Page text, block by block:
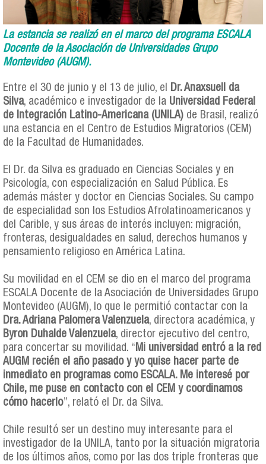
La estancia se realizó en el marco del programa ESCALA
Docente de la Asociación de Universidades Grupo
Montevideo (AUGM).
Entre el 30 de junio y el 13 de julio, el
Dr. Anaxsuell da
Silva, académico e investigador de la Universidad Federal
de Integración Latino-Americana (UNILA) de Brasil, realizó
una estancia en el Centro de Estudios Migratorios (CEM)
de la Facultad de Humanidades.
El Dr. da Silva es graduado en Ciencias Sociales y en
Psicología, con especialización en Salud Pública. Es
además máster y doctor en Ciencias Sociales. Su campo
de especialidad son los Estudios Afrolatinoamericanos y
del Carible, y sus áreas de interés incluyen: migración,
fronteras, desigualdades en salud, derechos humanos y
pensamiento religioso en América Latina.
Su movilidad en el CEM se dio en el marco del programa
ESCALA Docente de la Asociación de Universidades Grupo
Montevideo (AUGM), lo que le permitió contactar con la
Dra. Adriana Palomera Valenzuela, directora académica, y
Byron Duhalde Valenzuela, director ejecutivo del centro,
para concertar su movilidad. “ Mi universidad entró a la red
AUGM recién el año pasado y yo quise hacer parte de
inmediato en programas como ESCALA. Me interesé por
Chile, me puse en contacto con el CEM y coordinamos
cómo hacerlo”, relató el Dr. da Silva.
Chile resultó ser un destino muy interesante para el
investigador de la UNILA, tanto por la situación migratoria
de los últimos años, como por las dos triple fronteras que